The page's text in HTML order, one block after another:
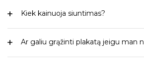
Kiek kainuoja siuntimas?
Ar galiu grąžinti plakatą jeigu man